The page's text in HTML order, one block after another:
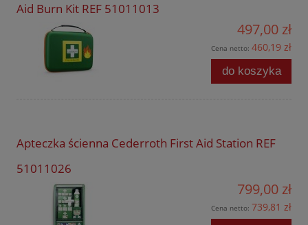
Aid Burn Kit REF 51011013
497,00 zł
Cena netto: 460,19 zł
do koszyka
Apteczka ścienna Cederroth First Aid Station REF
51011026
799,00 zł
Cena netto: 739,81 zł